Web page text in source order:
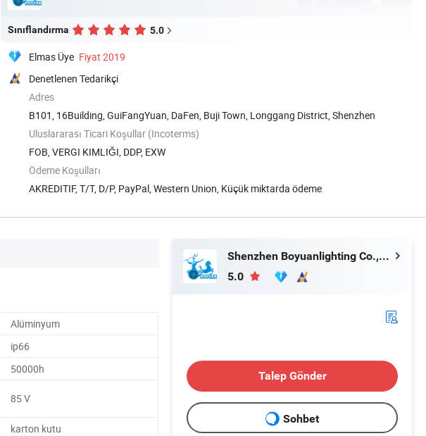
Sınıflandırma 5.0
Elmas Üye Fiyat 2019
Denetlenen Tedarikçi
Adres
B101, 16Building, GuiFangYuan, DaFen, Buji Town, Longgang District, Shenzhen
Uluslararası Ticari Koşullar (Incoterms)
FOB, VERGI KIMLIĞI, DDP, EXW
Ödeme Koşulları
AKREDITIF, T/T, D/P, PayPal, Western Union, Küçük miktarda ödeme
Alüminyum
ip66
50000h
85 V
karton kutu
Shenzhen Boyuanlighting Co.,Ltd.
5.0
Talep Gönder
Sohbet